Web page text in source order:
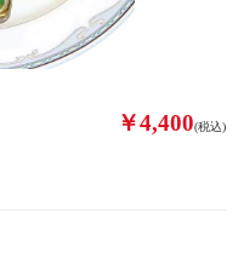
￥4,400(税込)